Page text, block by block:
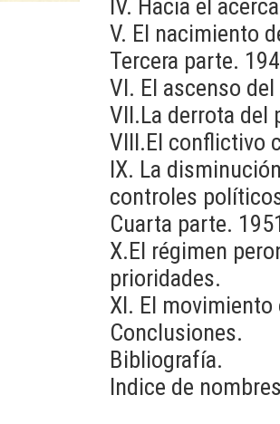
IV. Hacia el
V. El nacimiento
Tercera parte.
VI. El ascenso
VII.La derrota del
VIII.El conflictivo
IX. La
controles
Cuarta parte.
X.El régimen
prioridades.
XI. El
Conclusiones.
Bibliografía.
Indice de